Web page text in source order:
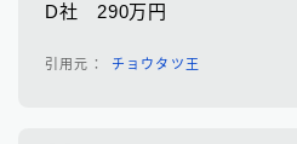
D社 290万円
チョウタツ王